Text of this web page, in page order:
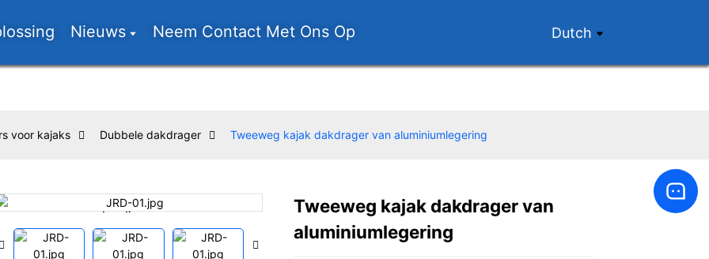
Nieuws Neem Contact Met Ons Op Dutch
voor kajaks Dubbele dakdrager Tweeweg kajak dakdrager van aluminiumlegering
Loading...
Loading... Loading...
Loading...
Tweeweg kajak dakdrager van
aluminiumlegering